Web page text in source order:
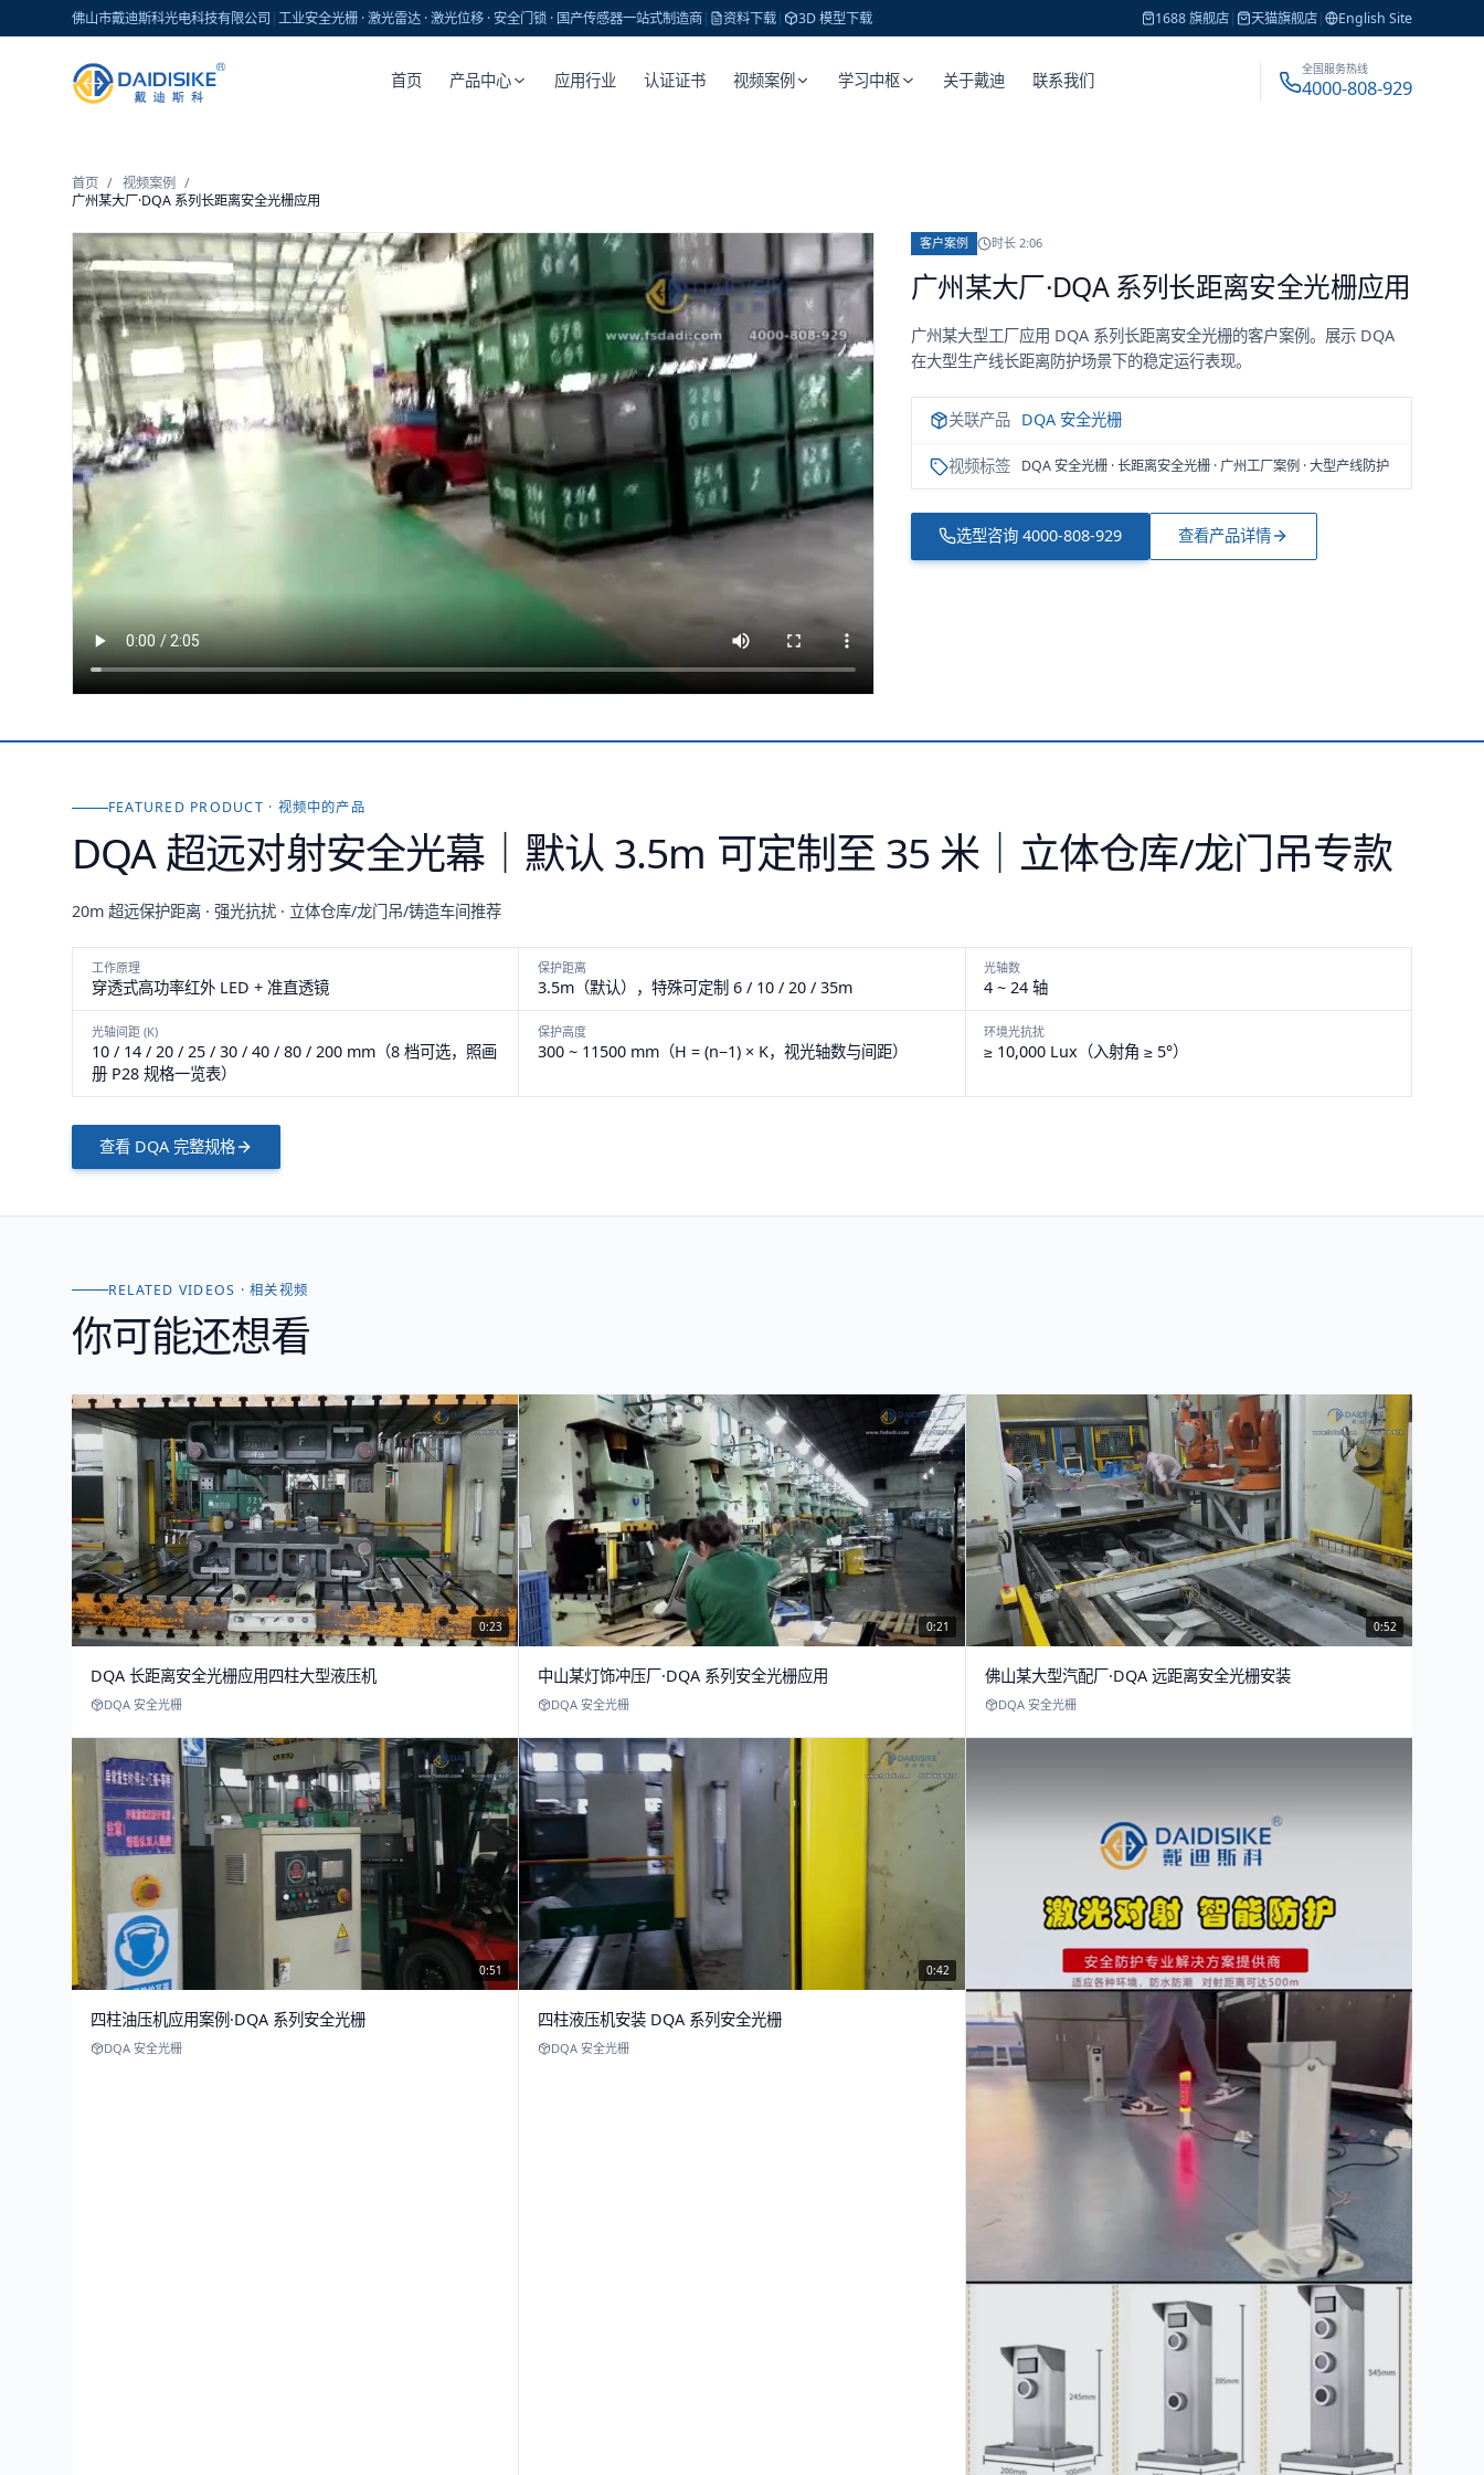
佛山市戴迪斯科光电科技有限公司 |工业安全光栅 · 激光雷达 · 激光位移 · 安全门锁 · 国产传感器一站式制造商| 资料下载| 3D 模型下载 1688 旗舰店| 天猫旗舰店| English Site
首页 产品中心 应用行业 认证证书 视频案例 学习中枢 关于戴迪 联系我们
全国服务热线
4000-808-929
首页 / 视频案例 /
广州某大厂·DQA 系列长距离安全光栅应用
客户案例 时长 2:06
广州某大厂·DQA 系列长距离安全光栅应用
广州某大型工厂应用 DQA 系列长距离安全光栅的客户案例。展示 DQA
在大型生产线长距离防护场景下的稳定运行表现。
关联产品 DQA 安全光栅
视频标签 DQA 安全光栅 · 长距离安全光栅 · 广州工厂案例 · 大型产线防护
选型咨询4000-808-929 查看产品详情
FEATURED PRODUCT · 视频中的产品
DQA 超远对射安全光幕｜默认 3.5m 可定制至 35 米｜立体仓库/龙门吊专款
20m 超远保护距离 · 强光抗扰 · 立体仓库/龙门吊/铸造车间推荐
工作原理
穿透式高功率红外 LED + 准直透镜
保护距离
3.5m（默认），特殊可定制 6 / 10 / 20 / 35m
光轴数
4 ~ 24 轴
光轴间距 (K)
10 / 14 / 20 / 25 / 30 / 40 / 80 / 200 mm（8 档可选，照画
册 P28 规格一览表）
保护高度
300 ~ 11500 mm（H = (n−1) × K，视光轴数与间距）
环境光抗扰
≥ 10,000 Lux（入射角 ≥ 5°）
查看 DQA完整规格
RELATED VIDEOS · 相关视频
你可能还想看
0:23
DQA 长距离安全光栅应用四柱大型液压机
DQA 安全光栅
0:21
中山某灯饰冲压厂·DQA 系列安全光栅应用
DQA 安全光栅
0:52
佛山某大型汽配厂·DQA 远距离安全光栅安装
DQA 安全光栅
0:51
四柱油压机应用案例·DQA 系列安全光栅
DQA 安全光栅
0:42
四柱液压机安装 DQA 系列安全光栅
DQA 安全光栅